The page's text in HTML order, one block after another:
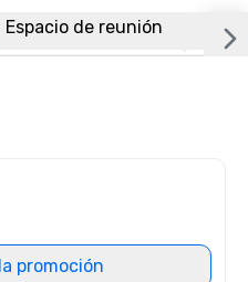
Espacio de reunión
promoción